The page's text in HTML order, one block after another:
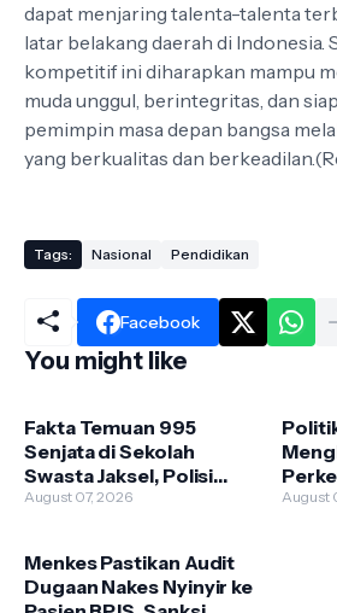
dapat menjaring talenta-talenta
latar belakang daerah di Indonesia.
kompetitif ini diharapkan mampu
muda unggul, berintegritas, dan
pemimpin masa depan bangsa
yang berkualitas dan
Tags: Nasional Pendidikan
Facebook
You might like
Fakta Temuan 995
Senjata di Sekolah
Swasta Jaksel, Polisi
Selidiki Legalitas dan
August 07, 2026 August
Menkes Pastikan Audit
Dugaan Nakes Nyinyir ke